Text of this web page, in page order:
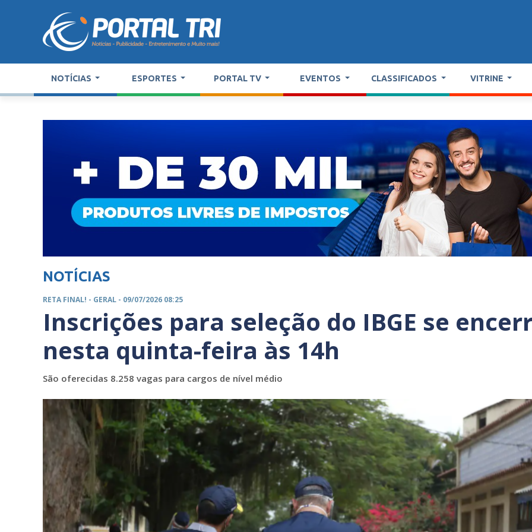
NOTÍCIAS ESPORTES PORTAL TV EVENTOS CLASSIFICADOS VITRINE
NOTÍCIAS
RETA FINAL! - GERAL - 09/07/2026 08:25
Inscrições para seleção do IBGE se
nesta quinta-feira às 14h
São oferecidas 8.258 vagas para cargos de nível médio